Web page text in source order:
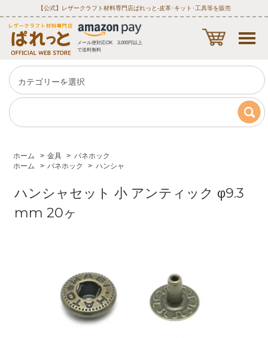
【公式】レザークラフト材料専門店ぱれっと‐皮革･キット･工具等を販売
メール便対応OK 3,000円以上
で送料無料
ホーム > 金具 > バネホック
ホーム
> バネホック > ハンシャ
ハンシャセット 小 アンティック φ9.3
mm 20ヶ